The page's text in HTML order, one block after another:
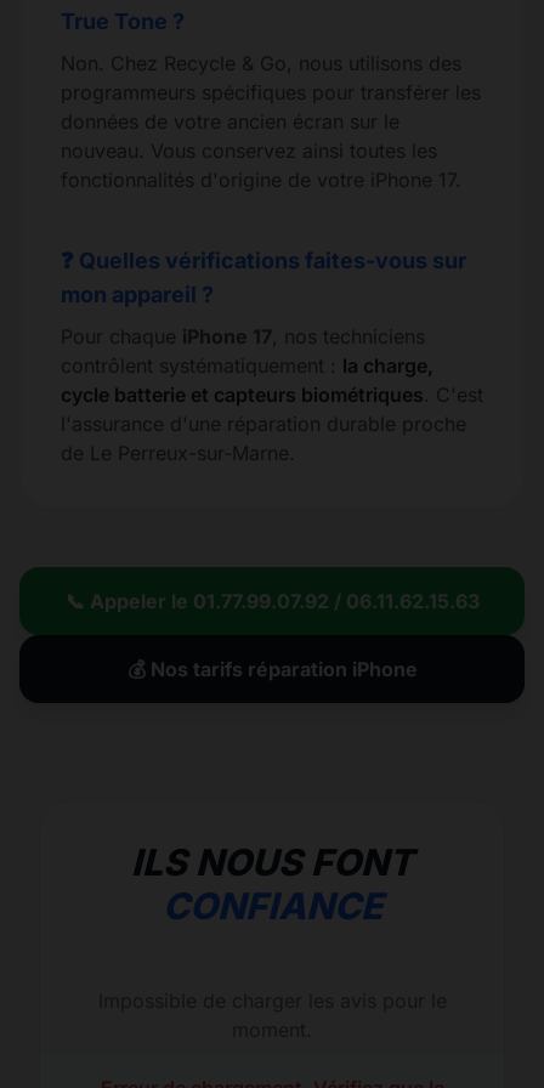
True Tone ?
Non. Chez Recycle & Go, nous utilisons des
programmeurs spécifiques pour transférer les
données de votre ancien écran sur le
nouveau. Vous conservez ainsi toutes les
fonctionnalités d'origine de votre iPhone 17.
❓ Quelles vérifications faites-vous sur
mon appareil ?
Pour chaque iPhone 17, nos techniciens
contrôlent systématiquement : la charge,
cycle batterie et capteurs biométriques. C'est
l'assurance d'une réparation durable proche
de Le Perreux-sur-Marne.
📞 Appeler le 01.77.99.07.92 / 06.11.62.15.63
💰 Nos tarifs réparation iPhone
ILS NOUS FONT
CONFIANCE